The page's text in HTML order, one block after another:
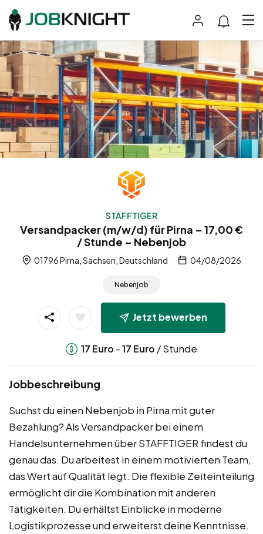
STAFFTIGER
Versandpacker (m/w/d) für Pirna – 17,00 €
/ Stunde – Nebenjob
01796 Pirna, Sachsen, Deutschland 04/08/2026
Nebenjob
Jetzt bewerben
17 Euro -17 Euro / Stunde
Jobbeschreibung
Suchst du einen Nebenjob in Pirna mit guter
Bezahlung? Als Versandpacker bei einem
Handelsunternehmen über STAFFTIGER findest du
genau das. Du arbeitest in einem motivierten Team,
das Wert auf Qualität legt. Die flexible Zeiteinteilung
ermöglicht dir die Kombination mit anderen
Tätigkeiten. Du erhältst Einblicke in moderne
Logistikprozesse und erweiterst deine Kenntnisse.